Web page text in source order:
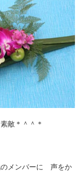
敵＊＾＾＊
メンバーに 声をか